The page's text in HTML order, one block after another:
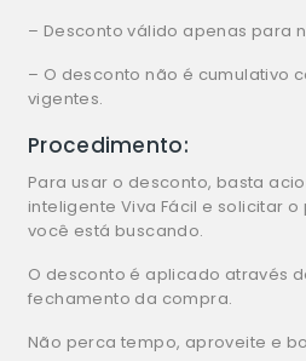
– Desconto válido apenas para
– O desconto não é cumulativo
vigentes.
Procedimento:
Para usar o desconto, basta
inteligente Viva Fácil e solicitar
você está buscando.
O desconto é aplicado através
fechamento da compra.
Não perca tempo, aproveite e